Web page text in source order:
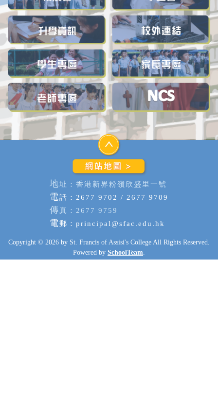
地址：香港新界粉嶺欣盛里一號
電話：2677 9702 / 2677 9709
傳真：2677 9759
電郵： principal@sfac.edu.hk
Copyright © 2026 by St. Francis of Assisi's College All Rights Reserved.
Powered by SchoolTeam